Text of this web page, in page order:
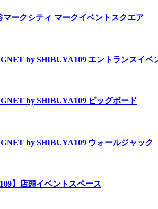
マークシティ マークイベントスクエア
by SHIBUYA109 エントランスイベ
by SHIBUYA109 ビッグボード
by SHIBUYA109 ウォールジャック
】店頭イベントスペース